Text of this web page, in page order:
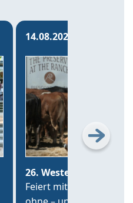
14.08.2026
26. Westerntage
Feiert mit uns – im